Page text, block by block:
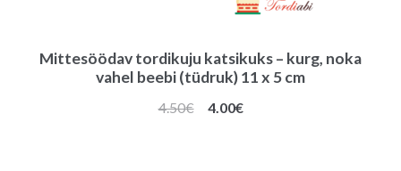
Mittesöödav tordikuju katsikuks – kurg, noka
vahel beebi (tüdruk) 11 x 5 cm
4.50€
Algne
4.00€Praegune